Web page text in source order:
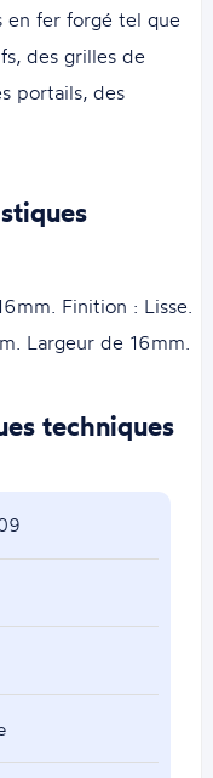
en fer forgé tel que
des grilles de
portails, des
Finition : Lisse.
Largeur de 16mm.
techniques